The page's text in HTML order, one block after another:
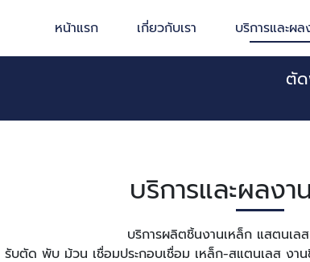
หน้าแรก เกี่ยวกับเรา บริการและผล
ตัด
บริการและผลงา
บริการผลิตชิ้นงานเหล็ก แสตนเล
รับตัด พับ ม้วน เชื่อมประกอบเชื่อม เหล็ก-สแตนเลส งา